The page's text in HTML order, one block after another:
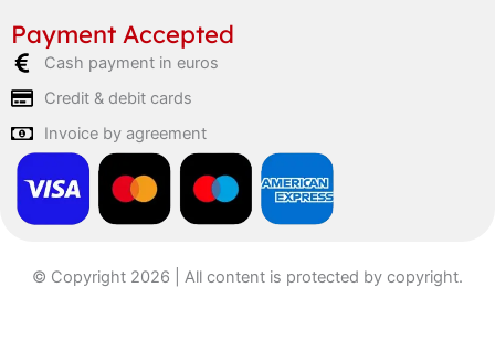
Payment Accepted
Cash payment in euros
Credit & debit cards
Invoice by agreement
© Copyright 2026 | All content is protected by copyright.